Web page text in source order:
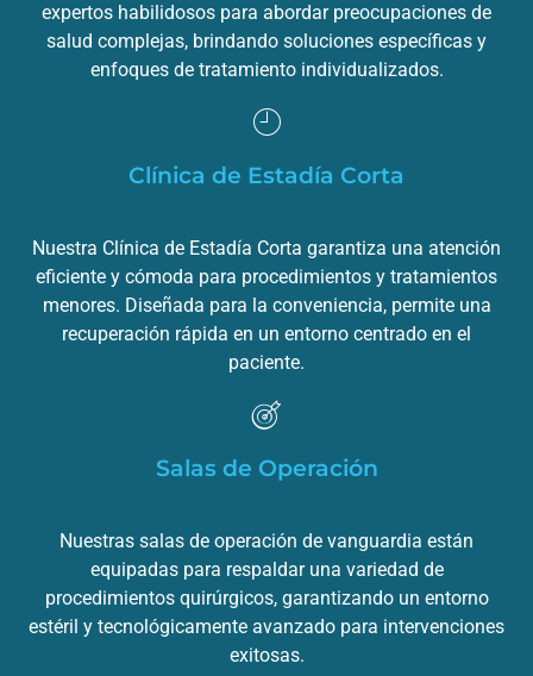
expertos habilidosos para abordar preocupaciones de
salud complejas, brindando soluciones específicas y
enfoques de tratamiento individualizados.
Clínica de Estadía Corta
Nuestra Clínica de Estadía Corta garantiza una atención
eficiente y cómoda para procedimientos y tratamientos
menores. Diseñada para la conveniencia, permite una
recuperación rápida en un entorno centrado en el
paciente.
Salas de Operación
Nuestras salas de operación de vanguardia están
equipadas para respaldar una variedad de
procedimientos quirúrgicos, garantizando un entorno
estéril y tecnológicamente avanzado para intervenciones
exitosas.